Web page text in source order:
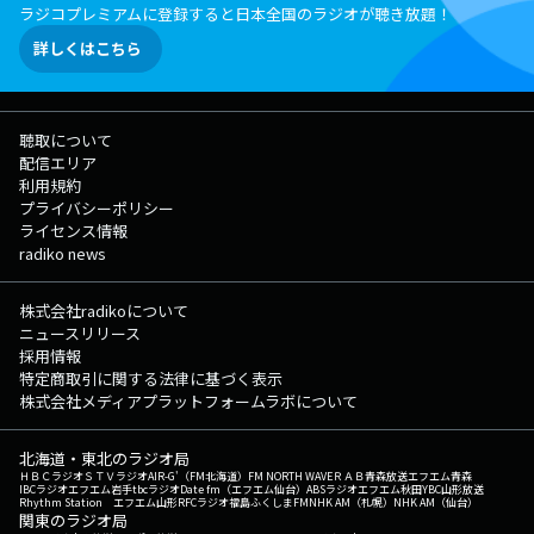
ラジコプレミアムに登録すると日本全国のラジオが聴き放題！
詳しくはこちら
聴取について
配信エリア
利用規約
プライバシーポリシー
ライセンス情報
radiko news
株式会社radikoについて
ニュースリリース
採用情報
特定商取引に関する法律に基づく表示
株式会社メディアプラットフォームラボについて
北海道・東北のラジオ局
ＨＢＣラジオＳＴＶラジオAIR-G'（FM北海道） FM NORTH WAVEＲＡＢ青森放送エフエム青森
IBCラジオエフエム岩手tbcラジオDate fm（エフエム仙台） ABSラジオエフエム秋田YBC山形放送
Rhythm Station エフエム山形RFCラジオ福島ふくしまFMNHK AM（札幌） NHK AM（仙台）
関東のラジオ局